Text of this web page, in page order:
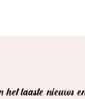
laaste nieuws